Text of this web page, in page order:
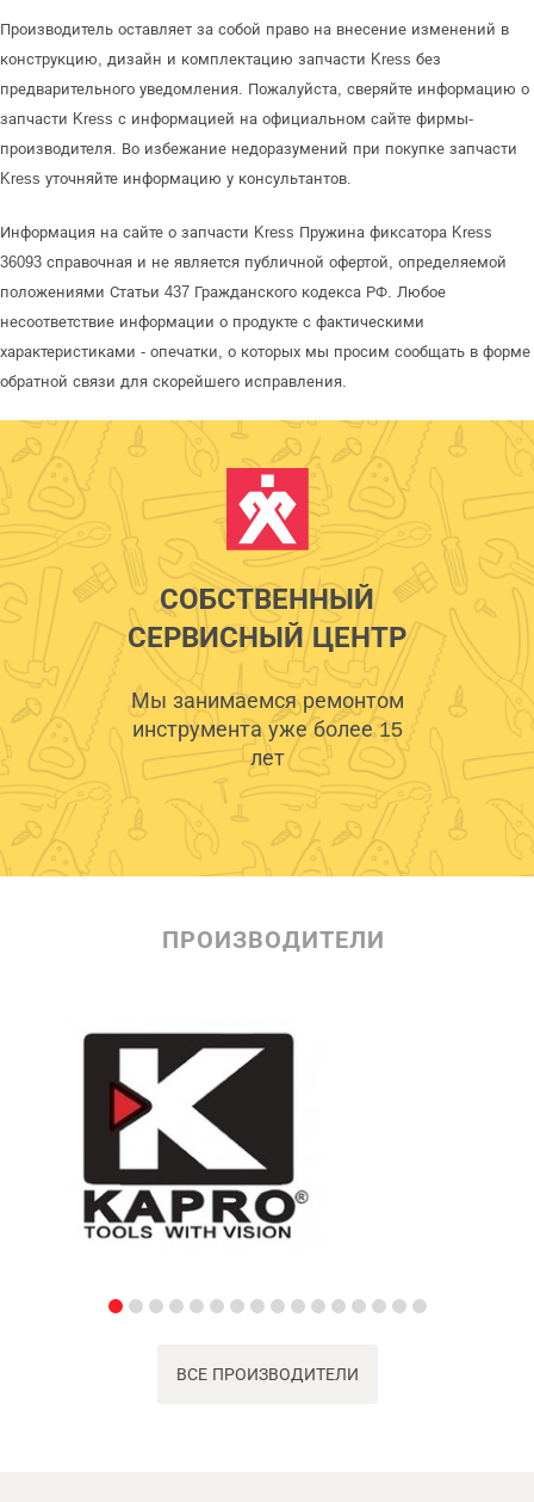
Производитель оставляет за собой право на внесение изменений в
конструкцию, дизайн и комплектацию запчасти Kress без
предварительного уведомления. Пожалуйста, сверяйте информацию о
запчасти Kress с информацией на официальном сайте фирмы-
производителя. Во избежание недоразумений при покупке запчасти
Kress уточняйте информацию у консультантов.
Информация на сайте о запчасти Kress Пружина фиксатора Kress
36093 справочная и не является публичной офертой, определяемой
положениями Статьи 437 Гражданского кодекса РФ. Любое
несоответствие информации о продукте с фактическими
характеристиками - опечатки, о которых мы просим сообщать в форме
обратной связи для скорейшего исправления.
СОБСТВЕННЫЙ
СЕРВИСНЫЙ ЦЕНТР
Мы занимаемся ремонтом
инструмента уже более 15
лет
ПРОИЗВОДИТЕЛИ
ВСЕ ПРОИЗВОДИТЕЛИ